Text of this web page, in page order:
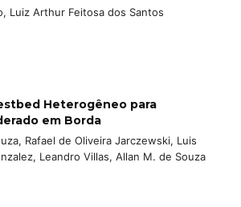
Luiz Arthur Feitosa dos Santos
Heterogêneo para
em Borda
Rafael de Oliveira Jarczewski, Luis
Leandro Villas, Allan M. de Souza